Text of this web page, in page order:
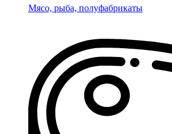
Мясо, рыба, полуфабрикаты